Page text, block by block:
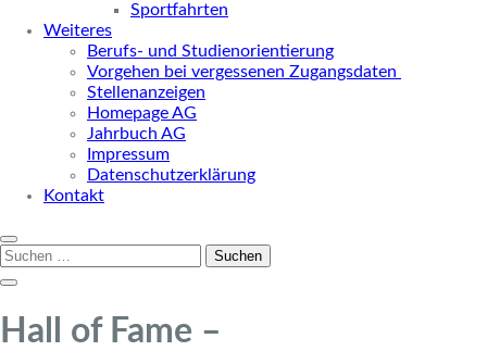
Sportfahrten
Weiteres
Berufs- und Studienorientierung
Vorgehen bei vergessenen Zugangsdaten
Stellenanzeigen
Homepage AG
Jahrbuch AG
Impressum
Datenschutzerklärung
Kontakt
Suchen
Hall of Fame –